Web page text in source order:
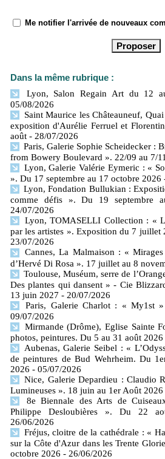
Me notifier l'arrivée de nouveaux
Dans la même rubrique :
Lyon, Salon Regain Art du 12
05/08/2026
Saint Maurice les Châteauneuf,
exposition d'Aurélie Ferruel et
août - 28/07/2026
Paris, Galerie Sophie Scheidecker :
from Bowery Boulevard ». 22/09 au 7/
Lyon, Galerie Valérie Eymeric : «
». Du 17 septembre au 17 octobre 2026
Lyon, Fondation Bullukian :
comme défis ». Du 19 septembre
24/07/2026
Lyon, TOMASELLI Collection : «
par les artistes ». Exposition du 7 juillet
23/07/2026
Cannes, La Malmaison : «
d’Hervé Di Rosa ». 17 juillet au 8
Toulouse, Muséum, serre de
Des plantes qui dansent » - Cie
13 juin 2027 - 20/07/2026
Paris, Galerie Charlot : « My1st
09/07/2026
Mirmande (Drôme), Eglise Sainte
photos, peintures. Du 5 au 31 août 2026
Aubenas, Galerie Seibel : «
de peintures de Bud Wehrheim. Du
2026 - 05/07/2026
Nice, Galerie Depardieu : Claudio
Lumineuses ». 18 juin au 1er Août 2026
8e Biennale des Arts de
Philippe Desloubières ». Du 22
26/06/2026
Fréjus, cloitre de la cathédrale : «
sur la Côte d'Azur dans les Trente
octobre 2026 - 26/06/2026